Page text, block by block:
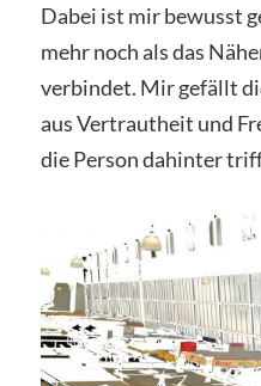
Dabei ist mir bewusst
mehr noch als das
verbindet. Mir gefällt
aus Vertrautheit und
die Person dahinter